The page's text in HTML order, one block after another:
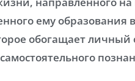
ему образования
обогащает личный